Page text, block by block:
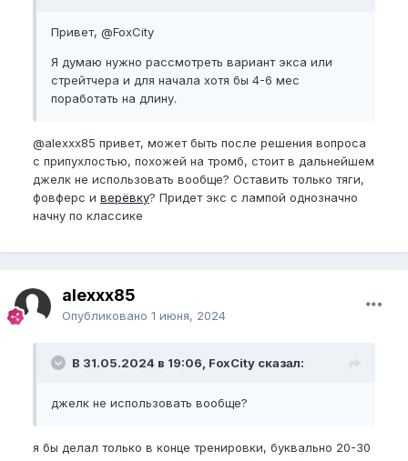
Привет, @FoxCity
Я думаю нужно рассмотреть вариант экса или
стрейтчера и для начала хотя бы 4-6 мес
поработать на длину.
@alexxx85 привет, может быть после решения вопроса
с припухлостью, похожей на тромб, стоит в дальнейшем
джелк не использовать вообще? Оставить только тяги,
фовферс и верёвку? Придет экс с лампой однозначно
начну по классике
alexxx85
Опубликовано 1 июня, 2024
В 31.05.2024 в 19:06, FoxCity сказал:
джелк не использовать вообще?
я бы делал только в конце тренировки, буквально 20-30